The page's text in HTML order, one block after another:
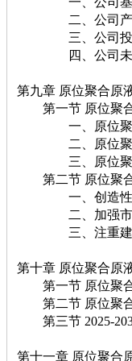
二、公司产品
三、公司投
四、公司未来
第九章 原位聚合原
第一节 原位聚合
一、原位聚合
二、原位聚合
三、原位聚合
第二节 原位聚合
一、创造性地
二、加强市
三、注重建设
第十章 原位聚合原
第一节 原位聚合
第二节 原位聚合
第三节 2025-
第十一章 原位聚合